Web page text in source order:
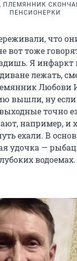
ПЛЕМЯННИК
ПЕНСИОНЕРКИ
что
вот тоже
Я инфаркт
лежать,
Любови
вышли, ну
точно
например, и
ехали. В
удочка —